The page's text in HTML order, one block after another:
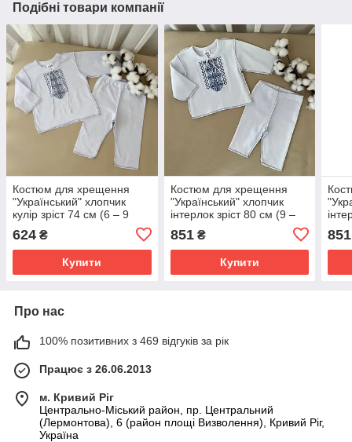
Подібні товари компанії
Костюм для хрещення
"Український" хлопчик
кулір зріст 74 см (6 – 9
блакитним
624 ₴
Купити
Костюм для хрещення
"Український" хлопчик
інтерлок зріст 80 см (9 –
блакитним
851₴
Купити
851
Про нас
100% позитивних з 469 відгуків за рік
Працює з 26.06.2013
м. Кривий Ріг
Центрально-Міський район, пр. Центральний
(Лермонтова), 6 (район площі Визволення), Кривий Ріг,
Україна